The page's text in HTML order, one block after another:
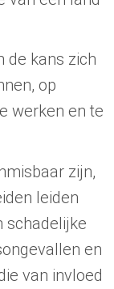
de kans zich
op
werken en te
zijn,
leiden
schadelijke
en
van invloed